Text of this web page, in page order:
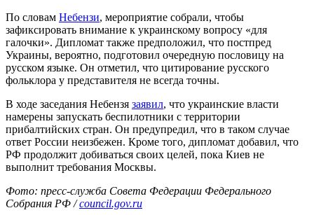
По словам Небензи, мероприятие собрали, чтобы
зафиксировать внимание к украинскому вопросу «для
галочки». Дипломат также предположил, что постпред
Украины, вероятно, подготовил очередную пословицу на
русском языке. Он отметил, что цитирование русского
фольклора у представителя не всегда точны.
В ходе заседания Небензя заявил, что украинские власти
намерены запускать беспилотники с территории
прибалтийских стран. Он предупредил, что в таком случае
ответ России неизбежен. Кроме того, дипломат добавил, что
РФ продолжит добиваться своих целей, пока Киев не
выполнит требования Москвы.
Фото: пресс-служба Совета Федерации Федерального
Собрания РФ /council.gov.ru